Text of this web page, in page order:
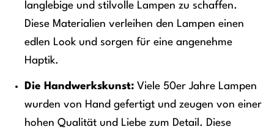
langlebige und stilvolle Lampen zu schaffen.
Diese Materialien verleihen den Lampen einen
edlen Look und sorgen für eine angenehme
Haptik.
Die Handwerkskunst:Viele 50er Jahre Lampen
wurden von Hand gefertigt und zeugen von einer
hohen Qualität und Liebe zum Detail. Diese